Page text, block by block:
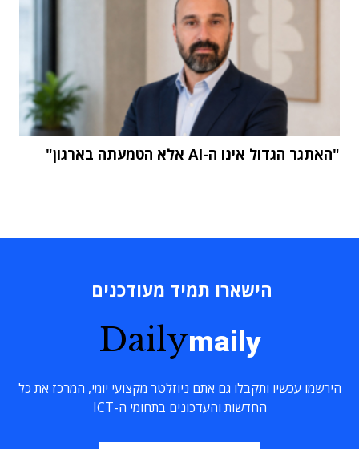
"האתגר הגדול אינו ה-AI אלא הטמעתה בארגון"
הישארו תמיד מעודכנים
Dailymaily
הירשמו עכשיו ותקבלו גם אתם ניוזלטר מקצועי יומי, המרכז את כל
החדשות והעדכונים בתחומי ה-ICT